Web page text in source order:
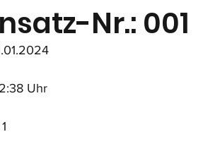
Nr.: 001
Uhr